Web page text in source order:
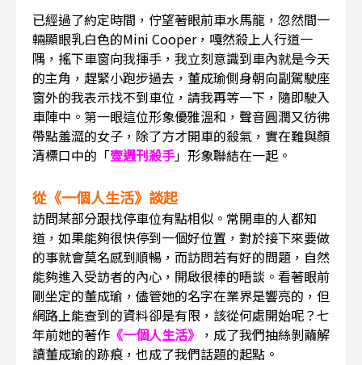
已經過了約定時間，佇望著眼前車水馬龍，忽然間一
輛顯眼乳白色的Mini Cooper，嘎然殺上人行道一
隅，搖下車窗向我揮手，我立刻意識到車內就是今天
的主角，趕緊小跑步過去，董成瑜側身朝向副駕駛座
窗外的我表示找不到車位，請我再等一下，隨即駛入
車陣中。第一眼這位形象優雅溫和，聲音圓潤又彷彿
帶點羞澀的女子，除了方才開車的殺氣，實在難與顏
清標口中的「壹週刊殺手」形象聯結在一起。
從《一個人生活》談起
訪問某部分跟找停車位有點相似。常開車的人都知
道，如果能夠很快停到一個好位置，對於接下來要做
的事就會莫名感到順暢，而訪問若有好的問題，自然
能夠進入受訪者的內心，開啟很棒的晤談。看著眼前
剛坐定的董成瑜，儘管她的名字在業界是響亮的，但
網路上能查到的資料卻是有限，該從何處開始呢？七
年前她的著作 《一個人生活》 ，成了我們抽絲剝繭解
讀董成瑜的跡痕，也成了我們話題的起點。